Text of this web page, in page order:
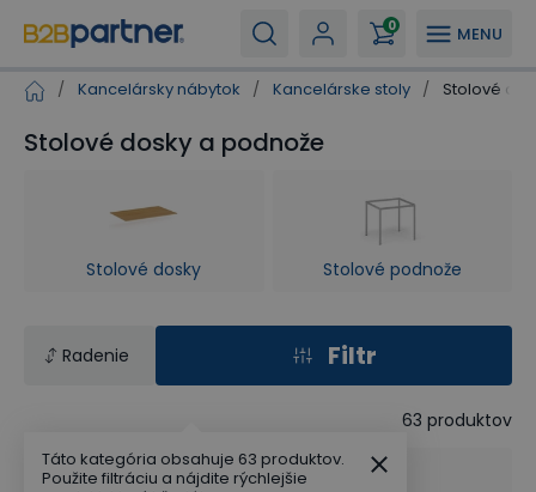
MENU
0
/ Kancelársky nábytok / Kancelárske stoly / Stolové
Stolové dosky a podnože
Stolové dosky Stolové podnože
Radenie Filtr
63 produktov
Táto kategória obsahuje 63 produktov.
Použite filtráciu a nájdite rýchlejšie